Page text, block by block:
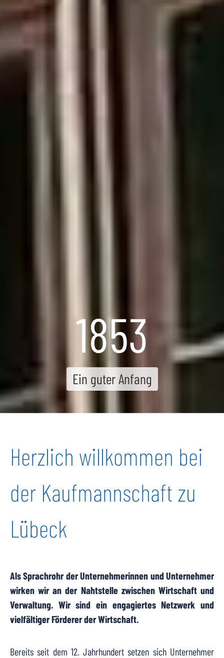
1853
Ein guter Anfang
Herzlich willkommen bei
der Kaufmannschaft zu
Lübeck
Als Sprachrohr der Unternehmerinnen und Unternehmer
wirken wir an der Nahtstelle zwischen Wirtschaft und
Verwaltung. Wir sind ein engagiertes Netzwerk und
vielfältiger Förderer der Wirtschaft.
Bereits seit dem 12. Jahrhundert setzen sich Unternehmer